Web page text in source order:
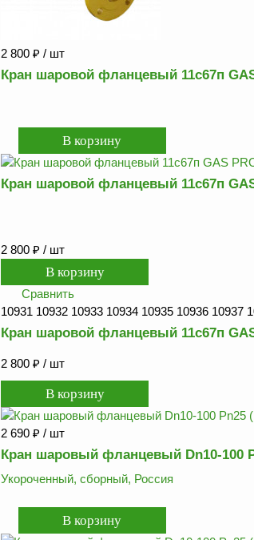
2 800 ₽ / шт
Кран шаровой фланцевый 11с67п
Кран шаровой фланцевый 11с67п
2 800 ₽ / шт
Сравнить
10931 10932 10933 10934 10935 10936 10937
Кран шаровой фланцевый 11с67п
2 800 ₽ / шт
2 690 ₽ / шт
Кран шаровый фланцевый Dn10-100
Укороченный, сборный, Россия